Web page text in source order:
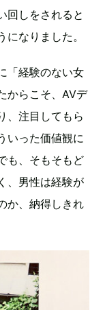
回しをされると
なりました。
「経験のない女
からこそ、AVデ
、注目してもら
いった価値観に
も、そもそもど
、男性は経験が
か、納得しきれ